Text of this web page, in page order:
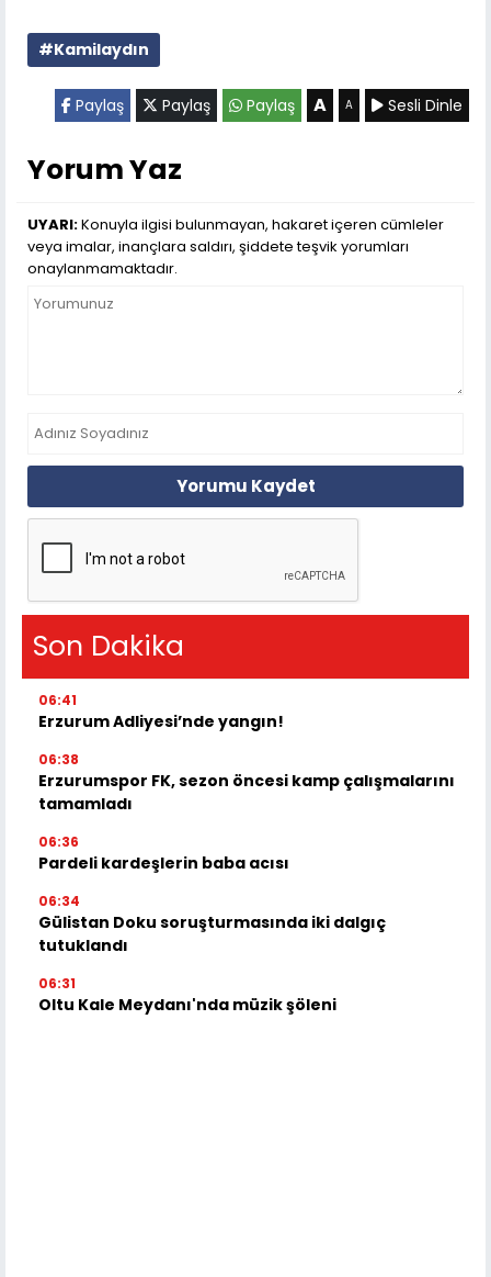
#Kamilaydın
Paylaş Paylaş Paylaş A A Sesli Dinle
Yorum Yaz
UYARI:Konuyla ilgisi bulunmayan, hakaret içeren cümleler
veya imalar, inançlara saldırı, şiddete teşvik yorumları
onaylanmamaktadır.
Yorumu Kaydet
Son Dakika
06:41
Erzurum Adliyesi’nde yangın!
06:38
Erzurumspor FK, sezon öncesi kamp çalışmalarını
tamamladı
06:36
Pardeli kardeşlerin baba acısı
06:34
Gülistan Doku soruşturmasında iki dalgıç
tutuklandı
06:31
Oltu Kale Meydanı'nda müzik şöleni